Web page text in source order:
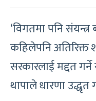
‘विगतमा पनि
कहिलेपनि अतिरिक्त
सरकारलाई मद्दत गर्ने
थापाले धारणा